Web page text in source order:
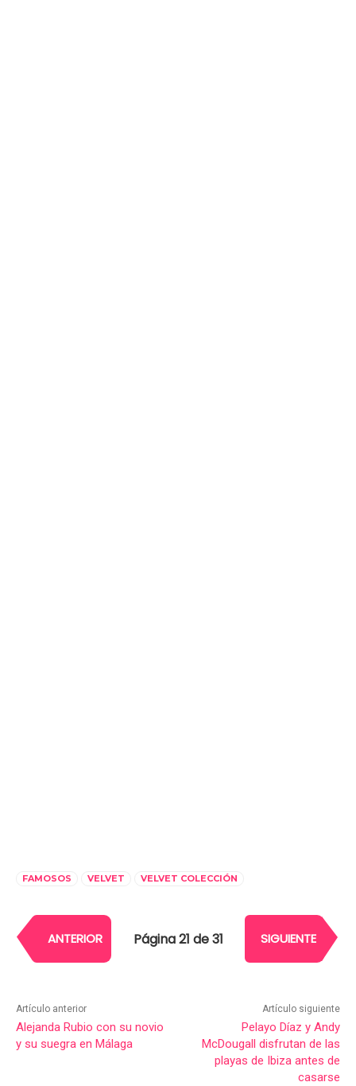
FAMOSOS VELVET VELVET COLECCIÓN
ANTERIOR Página 21 de 31 SIGUIENTE
Artículo anterior
Alejanda Rubio con su novio
y su suegra en Málaga
Artículo siguiente
Pelayo Díaz y Andy
McDougall disfrutan de las
playas de Ibiza antes de
casarse